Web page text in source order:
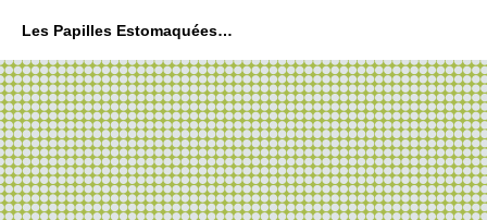
Les Papilles Estomaquées…